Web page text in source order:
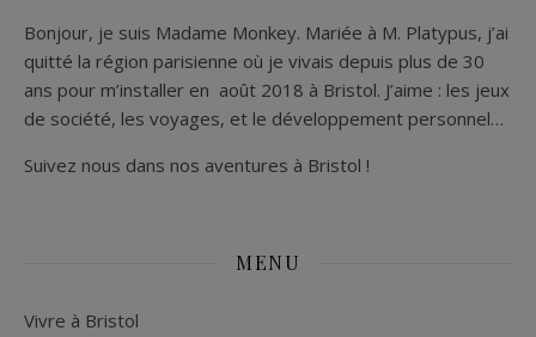
Bonjour, je suis Madame Monkey. Mariée à M. Platypus, j’ai
quitté la région parisienne où je vivais depuis plus de 30
ans pour m’installer en août 2018 à Bristol. J’aime : les jeux
de société, les voyages, et le développement personnel…
Suivez nous dans nos aventures à Bristol !
MENU
Vivre à Bristol